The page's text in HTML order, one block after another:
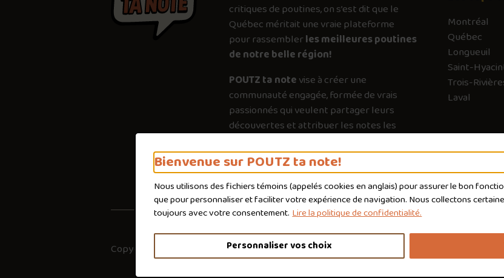
Bienvenue sur POUTZ ta note!
Nous utilisons des fichiers témoins (appeléscookiesen anglais) pour assurer le bon
que pour personnaliser et faciliter votre expérience de navigation. Nous collectons
toujours avec votre consentement. Lire la politique de confidentialité.
Personnaliser vos choix
critiques de poutines, on s’est dit que le
Québec méritait une vraie plateforme
pour rassemblerles meilleures poutines
de notre belle région!
POUTZ ta notevise à créer une
communauté engagée, formée de vrais
passionnés qui veulent partager leurs
découvertes et attribuer les notes les
importance pour guider les autres vers les
poutines qui valent vraiment le détour.
Montréal
Québec
Longueuil
Saint-
Trois-
Laval
Copyright © 2026 Conditions d'utilisation